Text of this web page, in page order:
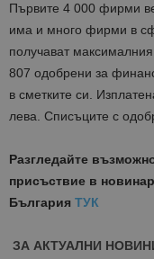
Първите 4 000 фирми
има и много фирми в
получават
807 одобрени за
в сметките си.
лева. Списъците с
Разгледайте
присъствие в
България ТУК
ЗА АКТУАЛНИ